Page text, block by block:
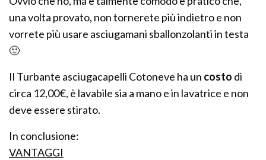
una volta provato, non tornerete più indietro e non
vorrete più usare asciugamani sballonzolanti in testa
🙂
Il Turbante asciugacapelli Cotoneve ha un costo di
circa 12,00€, è lavabile sia a mano e in lavatrice e non
deve essere stirato.
In conclusione:
VANTAGGI